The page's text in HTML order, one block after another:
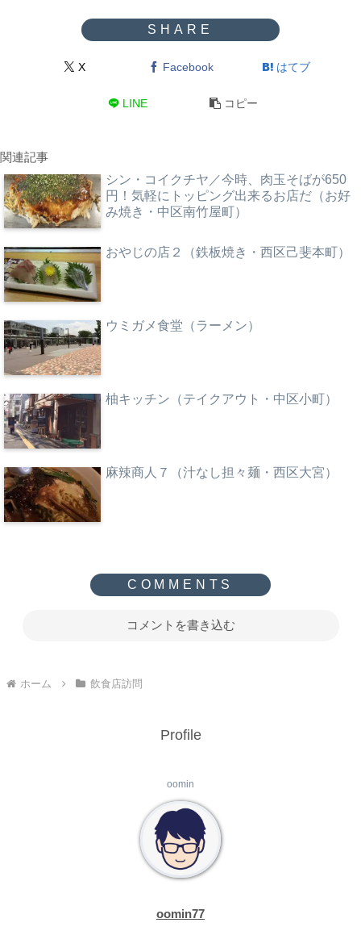
X Facebook はてブ
LINE コピー
関連記事
シン・コイクチヤ／今時、肉玉そばが650
円！気軽にトッピング出来るお店だ（お好
み焼き・中区南竹屋町）
おやじの店２（鉄板焼き・西区己斐本町）
ウミガメ食堂（ラーメン）
柚キッチン（テイクアウト・中区小町）
麻辣商人７（汁なし担々麺・西区大宮）
コメントを書き込む
ホーム 飲食店訪問
Profile
oomin
oomin77